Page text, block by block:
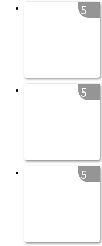
5
5
5